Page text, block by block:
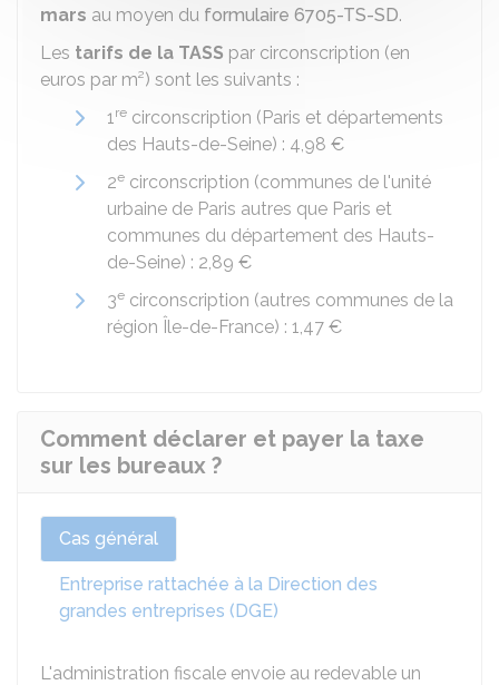
mars au moyen du formulaire 6705-TS-SD.
Les tarifs de la TASS par circonscription (en
euros par m²) sont les suivants :
1re circonscription (Paris et départements
des Hauts-de-Seine) : 4,98 €
2e circonscription (communes de l'unité
urbaine de Paris autres que Paris et
communes du département des Hauts-
de-Seine) : 2,89 €
3e circonscription (autres communes de la
région Île-de-France) : 1,47 €
Comment déclarer et payer la taxe
sur les bureaux ?
Cas général
Entreprise rattachée à la Direction des
grandes entreprises (DGE)
L'administration fiscale envoie au redevable un